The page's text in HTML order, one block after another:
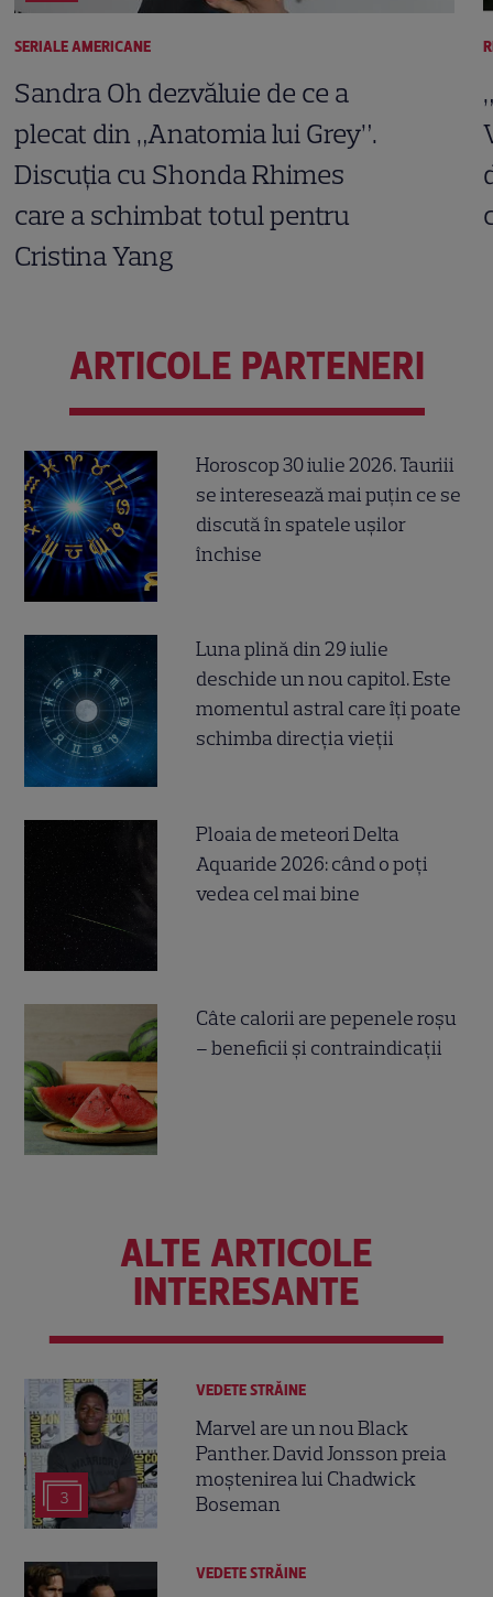
SERIALE AMERICANE
Sandra Oh dezvăluie de ce a
plecat din „Anatomia lui Grey”.
Discuția cu Shonda Rhimes
care a schimbat totul pentru
Cristina Yang
ARTICOLE PARTENERI
Horoscop 30 iulie 2026. Tauriii
se interesează mai puțin ce se
discută în spatele ușilor
închise
Luna plină din 29 iulie
deschide un nou capitol. Este
momentul astral care îți poate
schimba direcția vieții
Ploaia de meteori Delta
Aquaride 2026: când o poți
vedea cel mai bine
Câte calorii are pepenele roșu
– beneficii și contraindicații
ALTE ARTICOLE
INTERESANTE
3
VEDETE STRĂINE
Marvel are un nou Black
Panther. David Jonsson preia
moștenirea lui Chadwick
Boseman
VEDETE STRĂINE